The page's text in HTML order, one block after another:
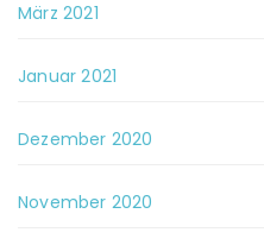
März 2021
Januar 2021
Dezember 2020
November 2020